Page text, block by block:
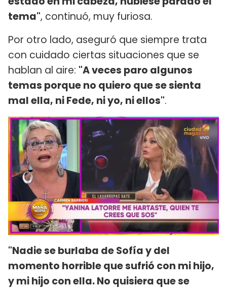
tema", continuó, muy furiosa.
Por otro lado, aseguró que siempre trata
con cuidado ciertas situaciones que se
hablan al aire: "A veces paro algunos
temas porque no quiero que se sienta
mal ella, ni Fede, ni yo, ni ellos".
"Nadie se burlaba de Sofía y del
momento horrible que sufrió con mi hijo,
y mi hijo con ella. No quisiera que se